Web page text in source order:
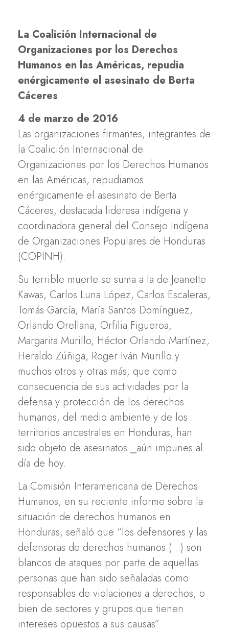
La Coalición Internacional de
Organizaciones por los Derechos
Humanos en las Américas, repudia
enérgicamente el asesinato de Berta
Cáceres
4 de marzo de 2016
Las organizaciones firmantes, integrantes de
la Coalición Internacional de
Organizaciones por los Derechos Humanos
en las Américas, repudiamos
enérgicamente el asesinato de Berta
Cáceres, destacada lideresa indígena y
coordinadora general del Consejo Indígena
de Organizaciones Populares de Honduras
(COPINH).
Su terrible muerte se suma a la de Jeanette
Kawas, Carlos Luna López, Carlos Escaleras,
Tomás García, María Santos Domínguez,
Orlando Orellana, Orfilia Figueroa,
Margarita Murillo, Héctor Orlando Martínez,
Heraldo Zúñiga, Roger Iván Murillo y
muchos otros y otras más, que como
consecuencia de sus actividades por la
defensa y protección de los derechos
humanos, del medio ambiente y de los
territorios ancestrales en Honduras, han
sido objeto de asesinatos ⎯aún impunes al
día de hoy.
La Comisión Interamericana de Derechos
Humanos, en su reciente informe sobre la
situación de derechos humanos en
Honduras, señaló que “los defensores y las
defensoras de derechos humanos (…) son
blancos de ataques por parte de aquellas
personas que han sido señaladas como
responsables de violaciones a derechos, o
bien de sectores y grupos que tienen
intereses opuestos a sus causas”.